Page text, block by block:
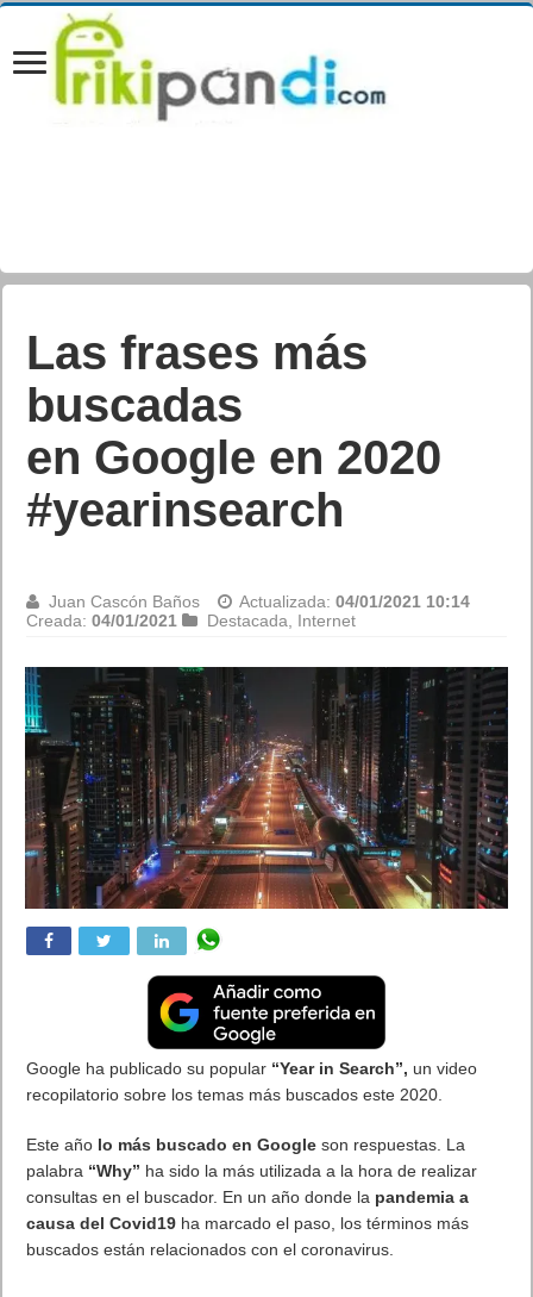
Las frases más
buscadas
en Google en 2020
#yearinsearch
Juan Cascón Baños Actualizada:04/01/2021 10:14
Creada:04/01/2021 Destacada Internet
Google ha publicado su popular “Year in Search”, un video
recopilatorio sobre los temas más buscados este 2020.
Este año lo más buscado en Google son respuestas. La
palabra “Why” ha sido la más utilizada a la hora de realizar
consultas en el buscador. En un año donde la pandemia a
causa del Covid19 ha marcado el paso, los términos más
buscados están relacionados con el coronavirus.